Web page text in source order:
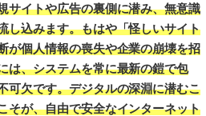
サイトや広告の裏側に潜み、無意識
し込みます。もはや「怪しいサイト
が個人情報の喪失や企業の崩壊を招
は、システムを常に最新の鎧で包
可欠です。デジタルの深淵に潜むこ
そが、自由で安全なインターネット